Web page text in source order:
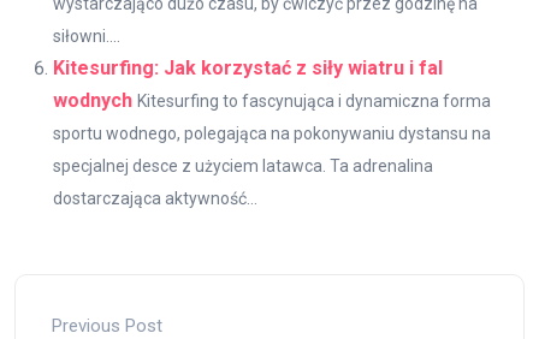
siłowni....
Kitesurfing: Jak korzystać z siły wiatru i fal
wodnych Kitesurfing to fascynująca i dynamiczna forma
sportu wodnego, polegająca na pokonywaniu dystansu na
specjalnej desce z użyciem latawca. Ta adrenalina
dostarczająca aktywność...
Previous Post